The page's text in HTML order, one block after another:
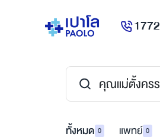
1772
ทั้งหมด 0 แพทย์ 0